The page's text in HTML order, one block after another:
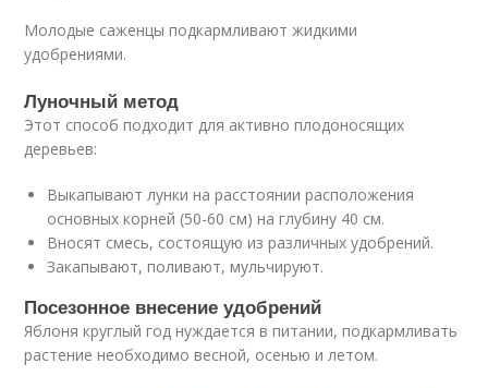
Молодые саженцы подкармливают жидкими
удобрениями.
Луночный метод
Этот способ подходит для активно плодоносящих
деревьев:
Выкапывают лунки на расстоянии расположения
основных корней (50-60 см) на глубину 40 см.
Вносят смесь, состоящую из различных удобрений.
Закапывают, поливают, мульчируют.
Посезонное внесение удобрений
Яблоня круглый год нуждается в питании, подкармливать
растение необходимо весной, осенью и летом.